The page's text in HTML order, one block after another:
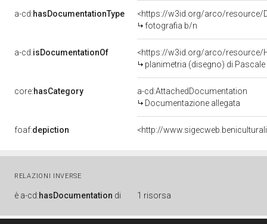
a-cd:hasDocumentationType
<https://w3id.org/arco/resource/
fotografia b/n
a-cd:isDocumentationOf
<https://w3id.org/arco/resource/
planimetria (disegno) di
core:hasCategory
a-cd:AttachedDocumentation
Documentazione allegata
foaf:depiction <http://
RELAZIONI INVERSE
è a-cd:hasDocumentation di 1 risorsa